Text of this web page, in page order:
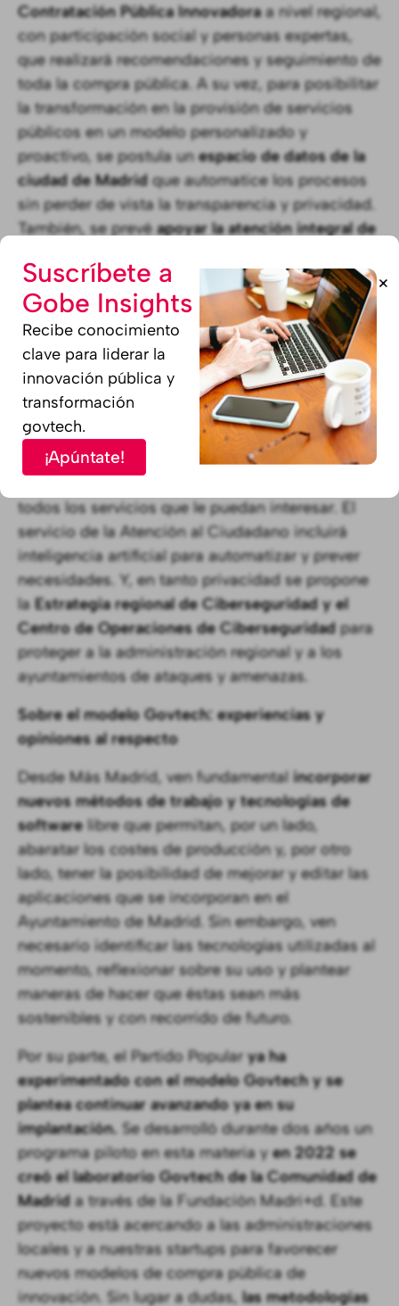
Suscríbete a
Gobe Insights
Recibe conocimiento
clave para liderar la
innovación pública y
transformación
govtech.
¡Apúntate!
+
Contratación Pública Innovadoraa nivel regional,
con participación social y personas expertas,
que realizará recomendaciones y seguimiento de
toda la compra pública. A su vez, para posibilitar
la transformación en la provisión de servicios
públicos en un modelo personalizado y
proactivo, se postula unespacio de datos de la
ciudad de Madridque automatice los procesos
sin perder de vista la transparencia y privacidad.
También, se prevéapoyar la atención integral de
programas como el programa de ayuda y
asistencia digital para colectivos vulnerables.
Desde el programa del Partido Popular, también
se focaliza en ladigitalización y acercar el
sistema de atención al ciudadano a los
municipios menos poblados. Por eso, se busca
asegurar la accesibilidad a los servicios de la
Comunidad de Madrid a través de laCuenta
todos los servicios que le puedan interesar. El
servicio de la Atención al Ciudadano incluirá
inteligencia artificial para automatizar y prever
necesidades. Y, en tanto privacidad se propone
la Estrategia regional de Ciberseguridad y el
Centro de Operaciones de Ciberseguridadpara
proteger a la administración regional y a los
ayuntamientos de ataques y amenazas.
Sobre el modelo Govtech: experiencias y
opiniones al respecto
Desde Más Madrid, ven fundamental incorporar
nuevos métodos de trabajo y tecnologías de
softwarelibre que permitan, por un lado,
abaratar los costes de producción y, por otro
lado, tener la posibilidad de mejorar y editar las
aplicaciones que se incorporan en el
Ayuntamiento de Madrid. Sin embargo, ven
necesario identificar las tecnologías utilizadas al
momento, reflexionar sobre su uso y plantear
maneras de hacer que éstas sean más
sostenibles y con recorrido de futuro.
Por su parte, el Partido Popularya ha
experimentado con el modelo Govtech y se
plantea continuar avanzando ya en su
implantación. Se desarrolló durante dos años un
programa piloto en esta materia yen 2022 se
creó el laboratorio Govtech de la Comunidad de
Madrid a través de la Fundación Madri+d. Este
proyecto está acercando a las administraciones
locales y a nuestras startups para favorecer
nuevos modelos de compra pública de
innovación. Sin lugar a dudas, las metodologías